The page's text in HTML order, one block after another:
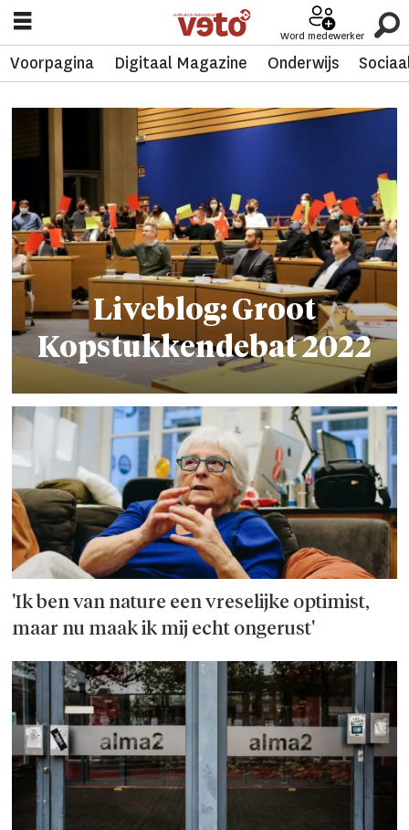
Word medewerker
Voorpagina Digitaal Magazine Onderwijs
Tag:
daan
delespaul
Liveblog: Groot
Kopstukkendebat 2022
'Ik ben van nature een vreselijke optimist,
maar nu maak ik mij echt ongerust'